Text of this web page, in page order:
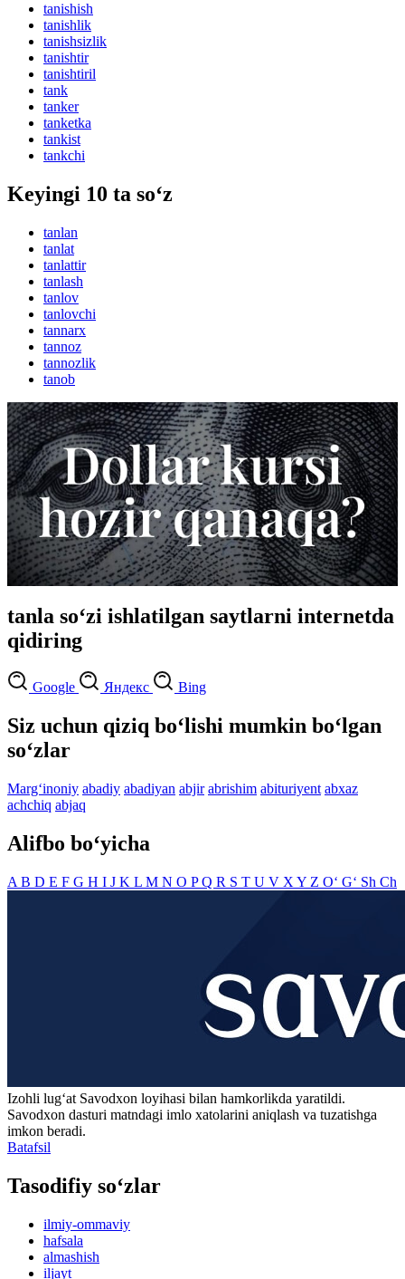
tanishish
tanishlik
tanishsizlik
tanishtir
tanishtiril
tank
tanker
tanketka
tankist
tankchi
Keyingi 10 ta so‘z
tanlan
tanlat
tanlattir
tanlash
tanlov
tanlovchi
tannarx
tannoz
tannozlik
tanob
tanla so‘zi ishlatilgan saytlarni internetda
qidiring
Google Яндекс Bing
Siz uchun qiziq bo‘lishi mumkin bo‘lgan
so‘zlar
Marg‘inoniy abadiy abadiyan abjir abrishim abituriyent abxaz
achchiq abjaq
Alifbo bo‘yicha
A B D E F G H I J K L M N O PQ R S T U V X Y Z O‘ G‘ Sh Ch
Izohli lugʻat Savodxon loyihasi bilan hamkorlikda yaratildi.
Savodxon dasturi matndagi imlo xatolarini aniqlash va tuzatishga
imkon beradi.
Batafsil
Tasodifiy so‘zlar
ilmiy-ommaviy
hafsala
almashish
iljayt